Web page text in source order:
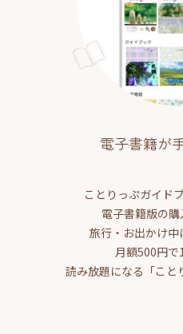
電子書籍が
ことりっぷガイド
電子書籍版の購
旅行・お出かけ
月額500円
読み放題になる「こと